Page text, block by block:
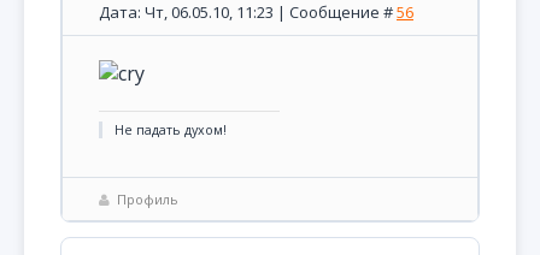
Дата: Чт, 06.05.10, 11:23 | Сообщение #56
Не падать духом!
Профиль